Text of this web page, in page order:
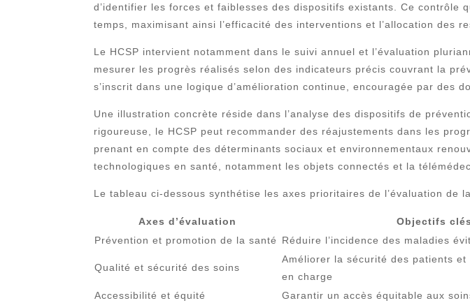
d’identifier les forces et faiblesses des dispositifs existants. Ce
temps, maximisant ainsi l’efficacité des interventions et l’allocation des
Le HCSP intervient notamment dans le suivi annuel et l’évaluation
mesurer les progrès réalisés selon des indicateurs précis couvrant la
s’inscrit dans une logique d’amélioration continue, encouragée par des
Une illustration concrète réside dans l’analyse des dispositifs de
rigoureuse, le HCSP peut recommander des réajustements dans les
prenant en compte des déterminants sociaux et environnementaux
technologiques en santé, notamment les objets connectés et la
Le tableau ci-dessous synthétise les axes prioritaires de l’évaluation de
Axes d’évaluation Objectifs clés
Prévention et promotion de la santé
Réduire l’incidence des maladies
Qualité et sécurité des soins
Améliorer la sécurité des patients
en charge
Accessibilité et équité
Garantir un accès équitable aux